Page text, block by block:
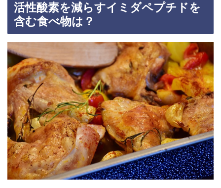
活性酸素を減らすイミダペプチドを
含む食べ物は？